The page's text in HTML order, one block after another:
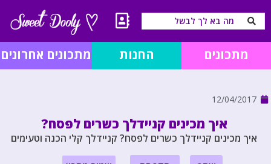
מתכונים החנות מתכונים אחרונים
12/04/2017
איך מכינים קניידלך כשרים לפסח?
איך מכינים קניידלך כשרים לפסח? קניידלך קלי הכנה וטעימים